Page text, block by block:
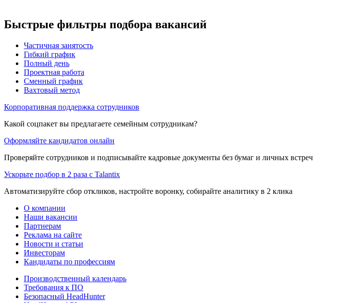
Быстрые фильтры подбора вакансий
Частичная занятость
Гибкий график
Полный день
Проектная работа
Сменный график
Вахтовый метод
Корпоративная поддержка сотрудников
Какой соцпакет вы предлагаете семейным сотрудникам?
Оформляйте кандидатов онлайн
Проверяйте сотрудников и подписывайте кадровые документы без бумаг и личных встреч
Ускорьте подбор в 2 раза с Talantix
Автоматизируйте сбор откликов, настройте воронку, собирайте аналитику в 2 клика
О компании
Наши вакансии
Партнерам
Реклама на сайте
Новости и статьи
Инвесторам
Кандидаты по профессиям
Производственный календарь
Требования к ПО
Безопасный HeadHunter